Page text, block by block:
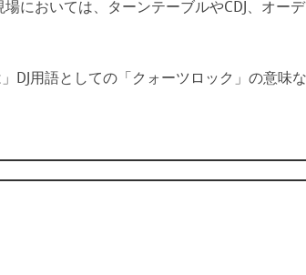
場においては、ターンテーブルやCDJ、オー
」DJ用語としての「クォーツロック」の意味